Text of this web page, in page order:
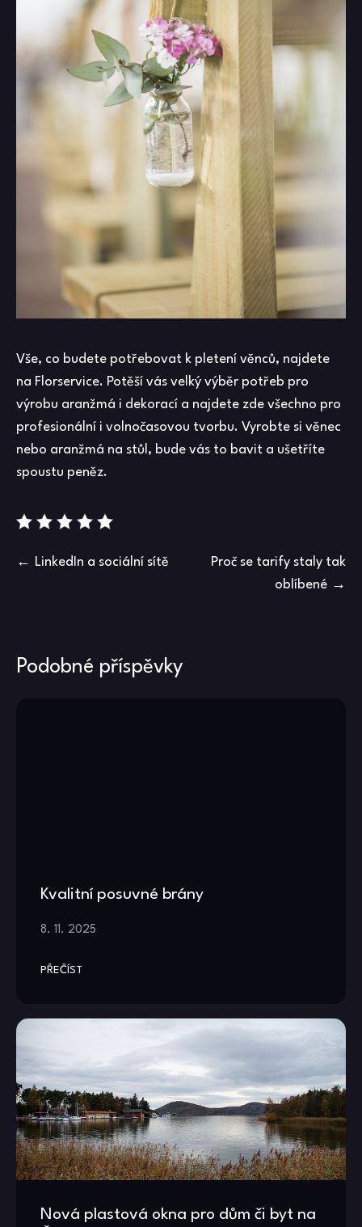
Vše, co budete potřebovat k pletení věnců, najdete
na Florservice. Potěší vás velký výběr potřeb pro
výrobu aranžmá i dekorací a najdete zde všechno pro
profesionální i volnočasovou tvorbu. Vyrobte si věnec
nebo aranžmá na stůl, bude vás to bavit a ušetříte
spoustu peněz.
Navigace
LinkedIn a sociální sítě
Proč se tarify staly tak
oblíbené
Podobné příspěvky
Kvalitní posuvné brány
8. 11. 2025
PŘEČÍST
Nová plastová okna pro dům či byt na